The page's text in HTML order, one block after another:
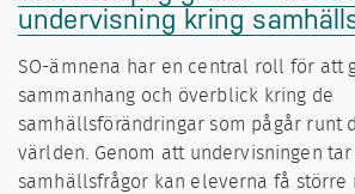
undervisning kring
SO-ämnena har en central roll för att
sammanhang och överblick kring de
samhällsförändringar som pågår runt
världen. Genom att undervisningen
samhällsfrågor kan eleverna få större